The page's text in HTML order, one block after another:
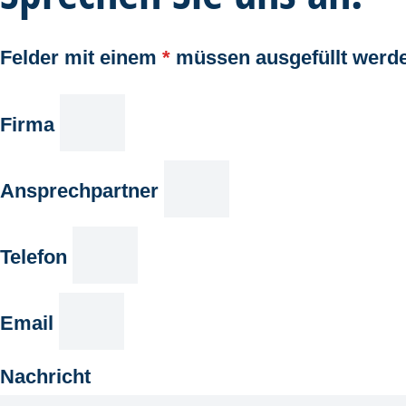
Felder mit einem * müssen ausgefüllt
Firma
Ansprechpartner
Telefon
Email
Nachricht